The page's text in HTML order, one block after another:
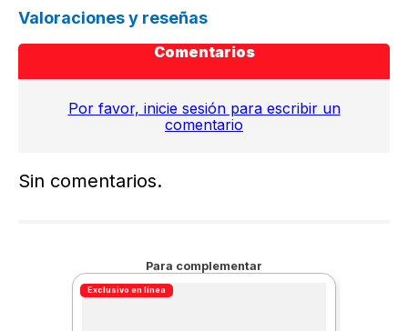
Valoraciones y reseñas
Comentarios
Por favor, inicie sesión para escribir un
comentario
Sin comentarios.
Para complementar
Exclusivo en línea